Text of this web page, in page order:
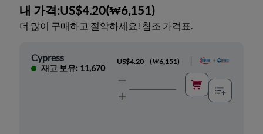
내 가격:US$4.20(₩6,151)
더 많이 구매하고 절약하세요! 참조 가격표.
Cypress
재고 보유: 11,670
US$4.20 (₩6,151)